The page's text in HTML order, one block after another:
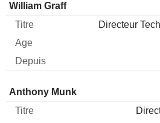
William Graff
Directeur
Administrateur
Anthony Munk